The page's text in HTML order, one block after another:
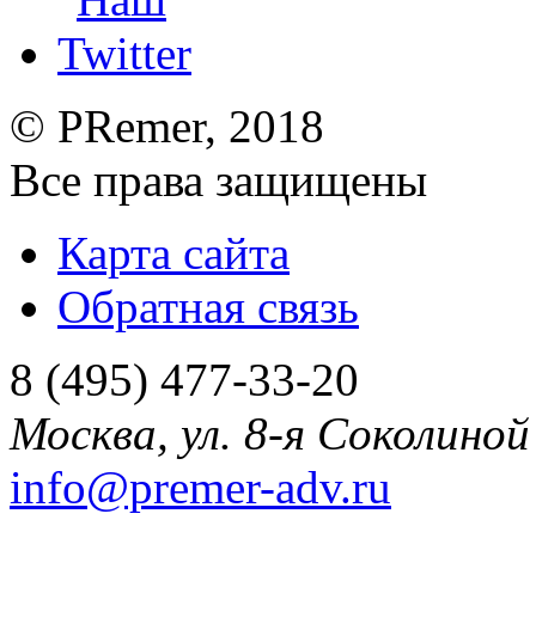
© PRemer, 2018
Все права защищены
Карта сайта
Обратная связь
8 (495) 477-33-20
Москва, ул. 8-я
info@premer-adv.ru